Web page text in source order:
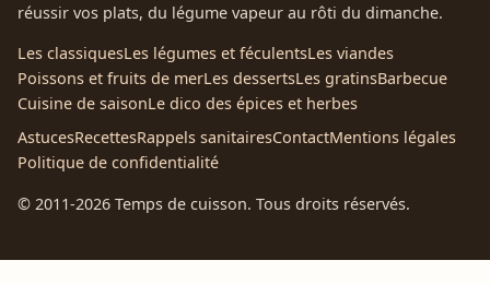
réussir vos plats, du légume vapeur au rôti du dimanche.
Les classiquesLes légumes et féculentsLes viandes
Poissons et fruits de merLes dessertsLes gratinsBarbecue
Cuisine de saisonLe dico des épices et herbes
AstucesRecettesRappels sanitairesContactMentions légales
Politique de confidentialité
© 2011-2026 Temps de cuisson. Tous droits réservés.